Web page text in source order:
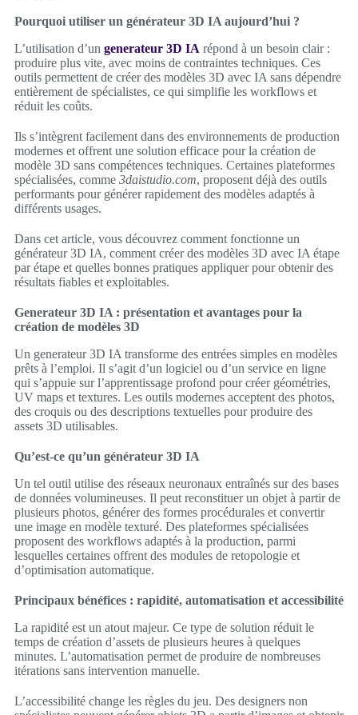
Pourquoi utiliser un générateur 3D IA aujourd’hui ?
L’utilisation d’un generateur 3D IA répond à un besoin clair :
produire plus vite, avec moins de contraintes techniques. Ces
outils permettent de créer des modèles 3D avec IA sans dépendre
entièrement de spécialistes, ce qui simplifie les workflows et
réduit les coûts.
Ils s’intègrent facilement dans des environnements de production
modernes et offrent une solution efficace pour la création de
modèle 3D sans compétences techniques. Certaines plateformes
spécialisées, comme 3daistudio.com, proposent déjà des outils
performants pour générer rapidement des modèles adaptés à
différents usages.
Dans cet article, vous découvrez comment fonctionne un
générateur 3D IA, comment créer des modèles 3D avec IA étape
par étape et quelles bonnes pratiques appliquer pour obtenir des
résultats fiables et exploitables.
Generateur 3D IA : présentation et avantages pour la
création de modèles 3D
Un generateur 3D IA transforme des entrées simples en modèles
prêts à l’emploi. Il s’agit d’un logiciel ou d’un service en ligne
qui s’appuie sur l’apprentissage profond pour créer géométries,
UV maps et textures. Les outils modernes acceptent des photos,
des croquis ou des descriptions textuelles pour produire des
assets 3D utilisables.
Qu’est-ce qu’un générateur 3D IA
Un tel outil utilise des réseaux neuronaux entraînés sur des bases
de données volumineuses. Il peut reconstituer un objet à partir de
plusieurs photos, générer des formes procédurales et convertir
une image en modèle texturé. Des plateformes spécialisées
proposent des workflows adaptés à la production, parmi
lesquelles certaines offrent des modules de retopologie et
d’optimisation automatique.
Principaux bénéfices : rapidité, automatisation et accessibilité
La rapidité est un atout majeur. Ce type de solution réduit le
temps de création d’assets de plusieurs heures à quelques
minutes. L’automatisation permet de produire de nombreuses
itérations sans intervention manuelle.
L’accessibilité change les règles du jeu. Des designers non